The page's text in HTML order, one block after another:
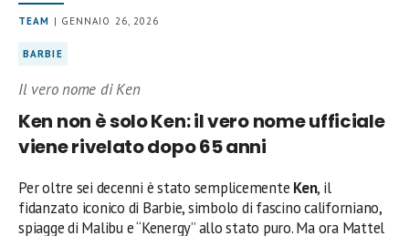
TEAM | GENNAIO 26, 2026
BARBIE
Il vero nome di Ken
Ken non è solo Ken: il vero nome ufficiale
viene rivelato dopo 65 anni
Per oltre sei decenni è stato semplicemente Ken, il
fidanzato iconico di Barbie, simbolo di fascino californiano,
spiagge di Malibu e “Kenergy” allo stato puro. Ma ora Mattel